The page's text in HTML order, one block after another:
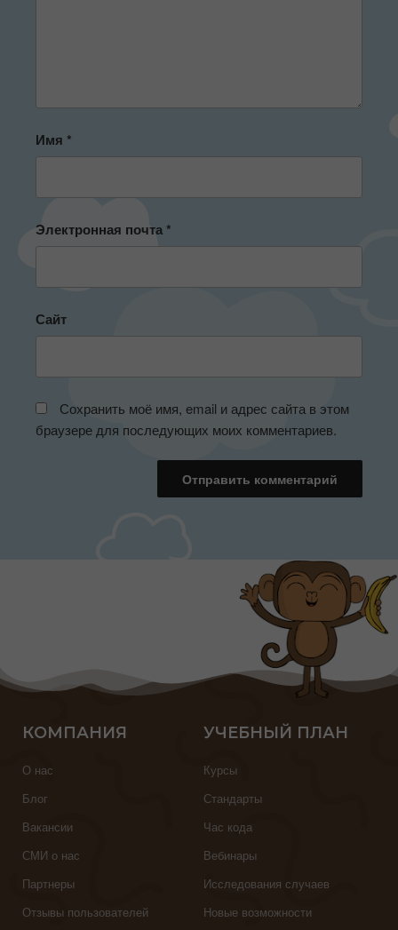
Имя *
Электронная почта*
Сайт
Сохранить моё имя, email и адрес сайта в этом
браузере для последующих моих комментариев.
КОМПАНИЯ
О нас
Блог
Вакансии
СМИ о нас
Партнеры
Отзывы пользователей
УЧЕБНЫЙ ПЛАН
Курсы
Стандарты
Час кода
Вебинары
Исследования случаев
Новые возможности